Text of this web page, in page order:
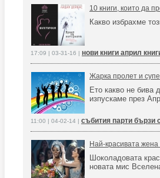
10 книги, които да
Какво избрахме
17:09 | 03-31-16 | нови книги април
Жарка пролет и
Ето какво не бива
изпускаме през
11:00 | 04-02-14 | събития парти бързи
Най-красивата
Шоколадовата
новата мис